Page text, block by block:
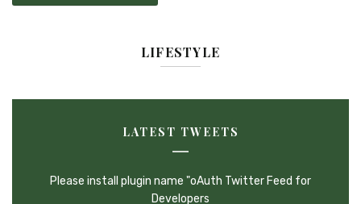
LIFESTYLE
LATEST TWEETS
Please install plugin name "oAuth Twitter Feed for
Developers